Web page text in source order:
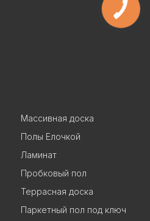
Массивная доска
Полы Елочкой
Ламинат
Пробковый пол
Террасная доска
Паркетный пол под ключ